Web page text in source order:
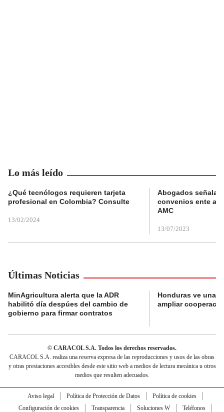
Lo más leído
¿Qué tecnólogos requieren tarjeta
profesional en Colombia? Consulte
13/02/2024
Abogados
convenios ente
AMC
13/07/2023
Últimas Noticias
MinAgricultura alerta que la ADR
habilitó día despúes del cambio de
gobierno para firmar contratos
Honduras ve una
ampliar
© CARACOL S.A. Todos los derechos reservados.
CARACOL S.A. realiza una reserva expresa de las reproducciones y usos de las obras
y otras prestaciones accesibles desde este sitio web a medios de lectura mecánica u otros
medios que resulten adecuados.
Aviso legal Política de Protección de Datos
Política de cookies
Configuración de cookies
Transparencia Soluciones W
Teléfonos